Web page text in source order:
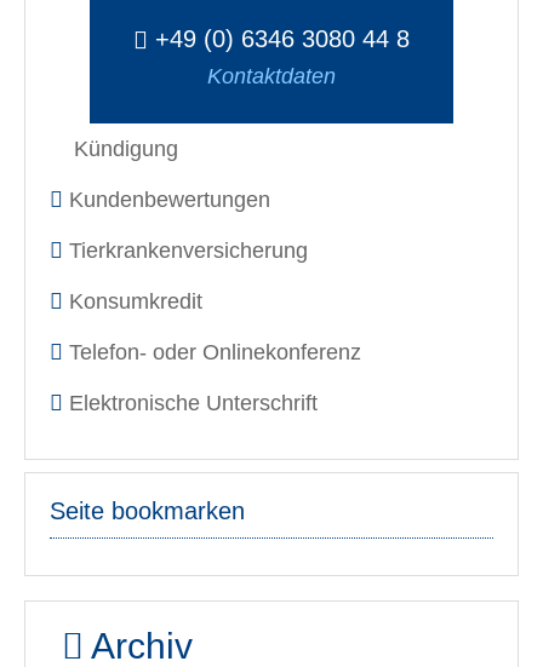
+49 (0) 6346 3080 44 8
Kontaktdaten
Kündigung
Kundenbewertungen
Tierkrankenversicherung
Konsumkredit
Telefon- oder Onlinekonferenz
Elektronische Unterschrift
Seite bookmarken
Archiv